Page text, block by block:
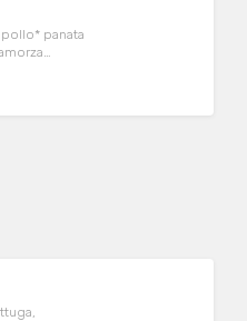
panata